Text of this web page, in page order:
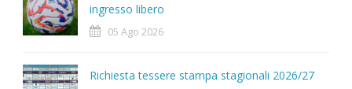
ingresso libero
05 Ago 2026
Richiesta tessere stampa stagionali 2026/27